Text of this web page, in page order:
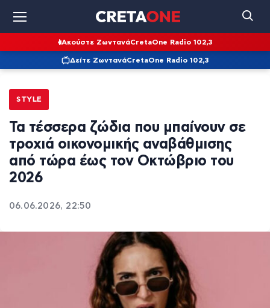
Ακούστε ΖωντανάCretaOne Radio 102,3
Δείτε ΖωντανάCretaOne Radio 102,3
STYLE
Τα τέσσερα ζώδια που μπαίνουν σε
τροχιά οικονομικής αναβάθμισης
από τώρα έως τον Οκτώβριο του
2026
06.06.2026, 22:50